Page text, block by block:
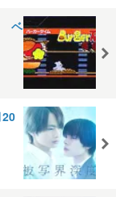
ベ
20